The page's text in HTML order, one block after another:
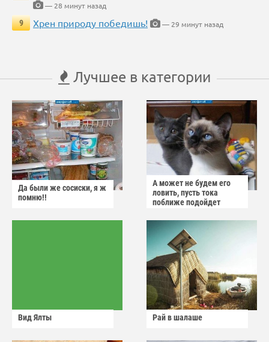
— 28 минут назад
9
Хрен природу победишь! — 29 минут назад
Лучшее в категории
Да были же сосиски, я ж
помню!!
А может не будем его
ловить, пусть тока
поближе подойдет
Вид Ялты Рай в шалаше